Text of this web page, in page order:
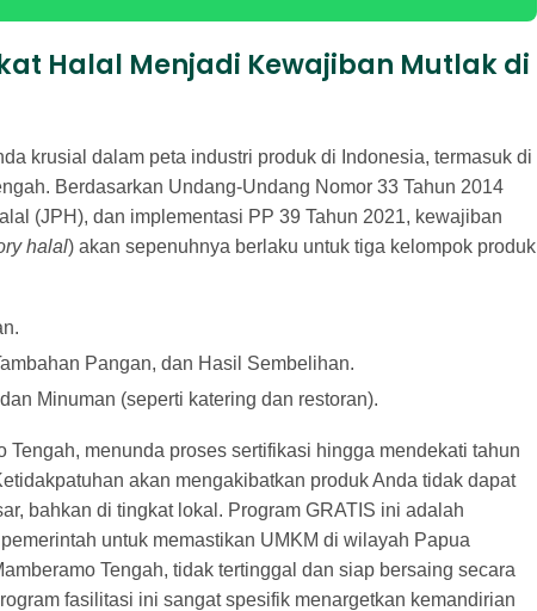
Halal Menjadi Kewajiban Mutlak di
krusial dalam peta industri produk di Indonesia, termasuk di
Berdasarkan Undang-Undang Nomor 33 Tahun 2014
(JPH), dan implementasi PP 39 Tahun 2021, kewajiban
halal) akan sepenuhnya berlaku untuk tiga kelompok produk
Pangan, dan Hasil Sembelihan.
Minuman (seperti katering dan restoran).
Tengah, menunda proses sertifikasi hingga mendekati tahun
akan mengakibatkan produk Anda tidak dapat
bahkan di tingkat lokal. Program GRATIS ini adalah
untuk memastikan UMKM di wilayah Papua
Tengah, tidak tertinggal dan siap bersaing secara
fasilitasi ini sangat spesifik menargetkan kemandirian